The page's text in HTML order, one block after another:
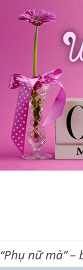
“Phụ nữ mà”